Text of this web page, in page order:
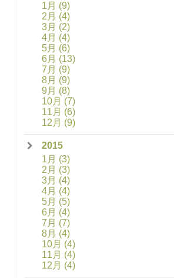
1月 (9)
2月 (4)
3月 (2)
4月 (4)
5月 (6)
6月 (13)
7月 (9)
8月 (9)
9月 (8)
10月 (7)
11月 (6)
12月 (9)
2015
1月 (3)
2月 (3)
3月 (4)
4月 (4)
5月 (5)
6月 (4)
7月 (7)
8月 (4)
10月 (4)
11月 (4)
12月 (4)